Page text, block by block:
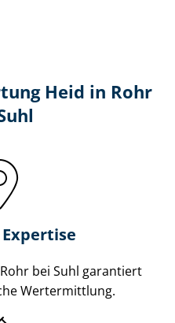
Heid in Rohr
bei Suhl garantiert
Wertermittlung.